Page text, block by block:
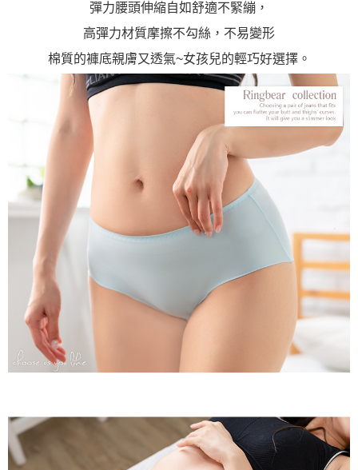
彈力腰頭伸縮自如舒適不緊繃，
高彈力材質摩擦不勾絲，不易變形
棉質的褲底親膚又透氣~女孩兒的輕巧好選擇。